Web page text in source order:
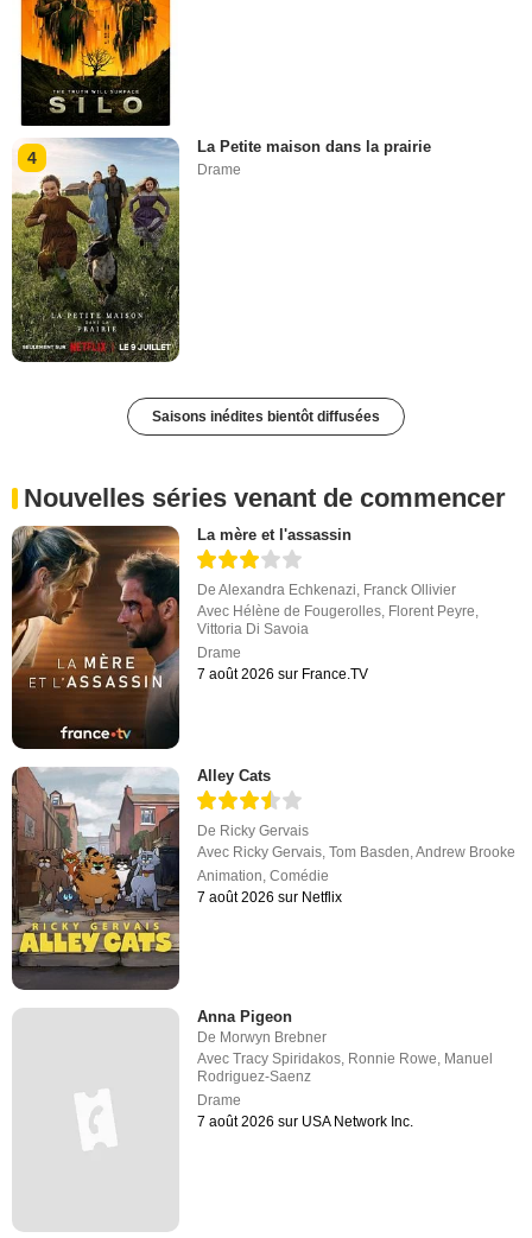
4
La Petite maison dans la prairie
Drame
Saisons inédites bientôt diffusées
Nouvelles séries venant de commencer
La mère et l'assassin
DeAlexandra Echkenazi Franck Ollivier
Avec Hélène de Fougerolles Florent Peyre
Vittoria Di Savoia
Drame
7 août 2026 sur France.TV
Alley Cats
De Ricky Gervais
Avec Ricky Gervais,Tom Basden,Andrew Brooke
Animation,Comédie
7 août 2026 sur Netflix
Anna Pigeon
De Morwyn Brebner
AvecTracy Spiridakos, Ronnie Rowe, Manuel
Rodriguez-Saenz
Drame
7 août 2026 sur USA Network Inc.